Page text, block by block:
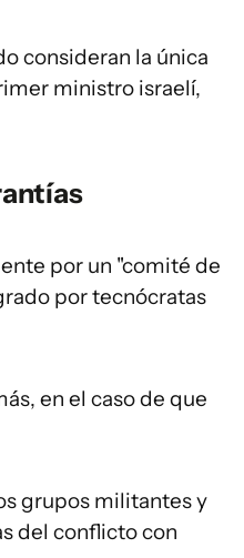
consideran la única
ministro israelí,
por un "comité de
por tecnócratas
en el caso de que
grupos militantes y
del conflicto con